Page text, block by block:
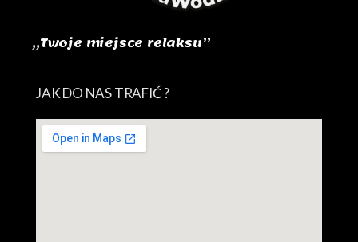
„Twoje miejsce relaksu”
JAK DO NAS TRAFIĆ ?